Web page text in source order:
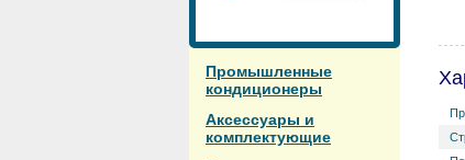
Промышленные
кондиционеры
Аксессуары и
комплектующие